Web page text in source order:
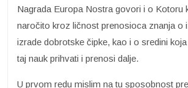
Nagrada Europa Nostra govori i o Kotoru
naročito kroz ličnost prenosioca znanja o
izrade dobrotske čipke, kao i o sredini
taj nauk prihvati i prenosi dalje.
U prvom redu mislim na tu sposobnost